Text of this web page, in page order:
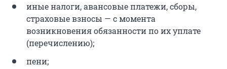
иные налоги, авансовые платежи, сборы,
страховые взносы — с момента
возникновения обязанности по их уплате
(перечислению);
пени;